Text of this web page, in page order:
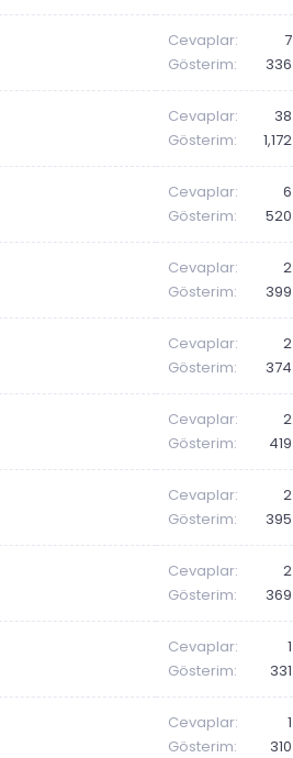
Cevaplar
7
Gösterim
336
Cevaplar
38
Gösterim
1,172
Cevaplar
6
Gösterim
520
Cevaplar
2
Gösterim
399
Cevaplar
2
Gösterim
374
Cevaplar
2
Gösterim
419
Cevaplar
2
Gösterim
395
Cevaplar
2
Gösterim
369
Cevaplar
1
Gösterim
331
Cevaplar
1
Gösterim
310